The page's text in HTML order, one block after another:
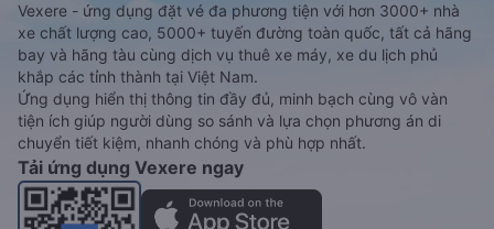
Vexere - ứng dụng đặt vé đa phương tiện với hơn 3000+ nhà
xe chất lượng cao, 5000+ tuyến đường toàn quốc, tất cả hãng
bay và hãng tàu cùng dịch vụ thuê xe máy, xe du lịch phủ
khắp các tỉnh thành tại Việt Nam.
Ứng dụng hiển thị thông tin đầy đủ, minh bạch cùng vô vàn
tiện ích giúp người dùng so sánh và lựa chọn phương án di
chuyển tiết kiệm, nhanh chóng và phù hợp nhất.
Tải ứng dụng Vexere ngay